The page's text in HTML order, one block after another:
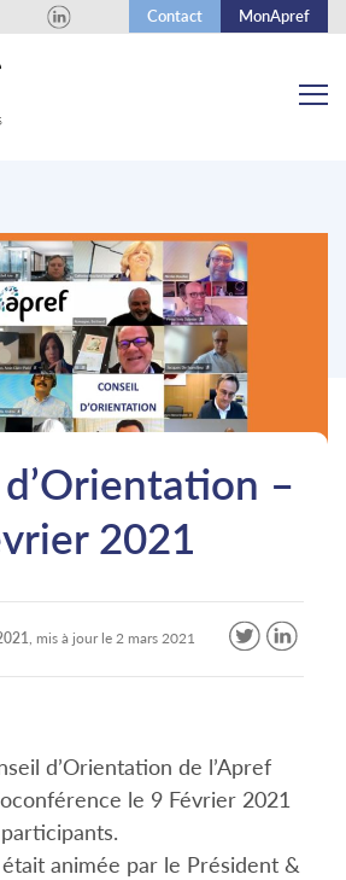
Contact MonApref
–
2021
, mis à jour le 2 mars 2021
d’Orientation de l’Apref
le 9 Février 2021
animée par le Président &